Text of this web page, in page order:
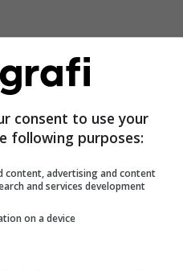
se çfarë ju jep
ai, pa e kërkuar atë
Bazuar në
kështu që do ta keni
jo. Para se të pyesni
veten nëse ai është
jetë e lumtur’ –
consent to use your
following purposes:
content, advertising and content
and services development
on a device